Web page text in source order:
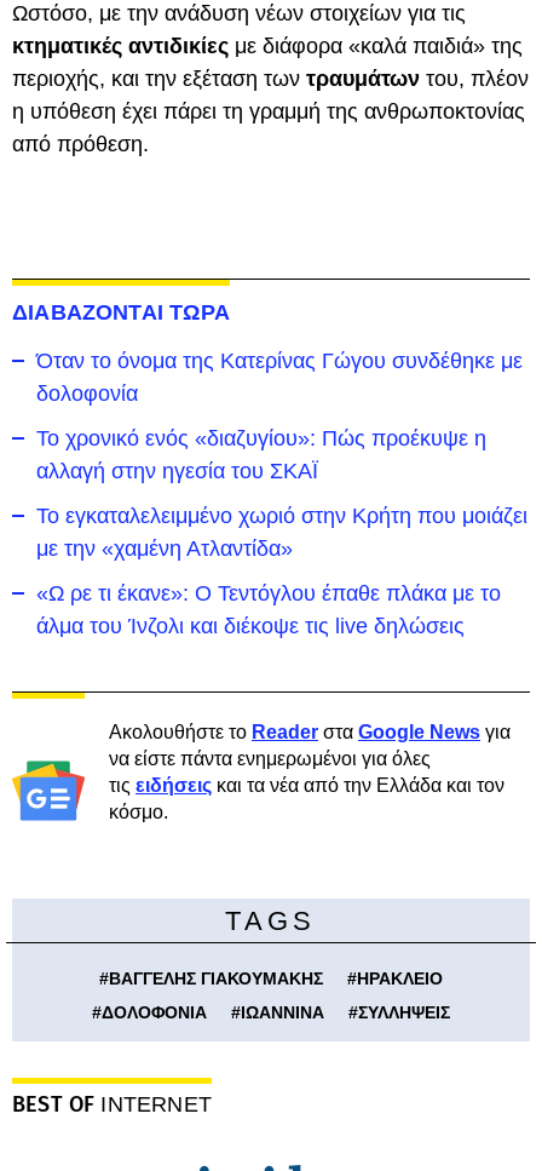
Ωστόσο, με την ανάδυση νέων στοιχείων για τις
κτηματικές αντιδικίες με διάφορα «καλά παιδιά» της
περιοχής, και την εξέταση των τραυμάτων του, πλέον
η υπόθεση έχει πάρει τη γραμμή της ανθρωποκτονίας
από πρόθεση.
ΔΙΑΒΑΖΟΝΤΑΙ ΤΩΡΑ
Όταν το όνομα της Κατερίνας Γώγου συνδέθηκε με
δολοφονία
Το χρονικό ενός «διαζυγίου»: Πώς προέκυψε η
αλλαγή στην ηγεσία του ΣΚΑΪ
Το εγκαταλελειμμένο χωριό στην Κρήτη που μοιάζει
με την «χαμένη Ατλαντίδα»
«Ω ρε τι έκανε»: Ο Τεντόγλου έπαθε πλάκα με το
άλμα του Ίνζολι και διέκοψε τις live δηλώσεις
Ακολουθήστε το Reader στα Google News για
να είστε πάντα ενημερωμένοι για όλες
τις ειδήσεις και τα νέα από την Ελλάδα και τον
κόσμο.
TAGS
#ΒΑΓΓΕΛΗΣ ΓΙΑΚΟΥΜΑΚΗΣ #ΗΡΑΚΛΕΙΟ
#ΔΟΛΟΦΟΝΙΑ #ΙΩΑΝΝΙΝΑ #ΣΥΛΛΗΨΕΙΣ
BEST OF INTERNET